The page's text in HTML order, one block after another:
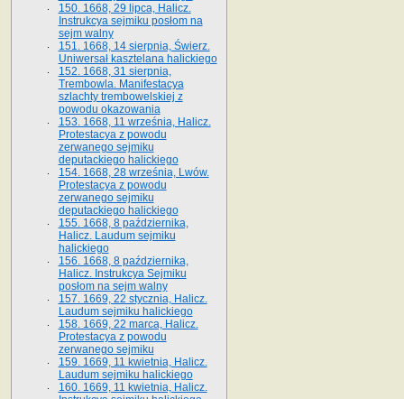
150. 1668, 29 lipca, Halicz.
Instrukcya sejmiku posłom na
sejm walny
151. 1668, 14 sierpnia, Świerz.
Uniwersał kasztelana halickiego
152. 1668, 31 sierpnia,
Trembowla. Manifestacya
szlachty trembowelskiej z
powodu okazowania
153. 1668, 11 września, Halicz.
Protestacya z powodu
zerwanego sejmiku
deputackiego halickiego
154. 1668, 28 września, Lwów.
Protestacya z powodu
zerwanego sejmiku
deputackiego halickiego
155. 1668, 8 października,
Halicz. Laudum sejmiku
halickiego
156. 1668, 8 października,
Halicz. Instrukcya Sejmiku
posłom na sejm walny
157. 1669, 22 stycznia, Halicz.
Laudum sejmiku halickiego
158. 1669, 22 marca, Halicz.
Protestacya z powodu
zerwanego sejmiku
159. 1669, 11 kwietnia, Halicz.
Laudum sejmiku halickiego
160. 1669, 11 kwietnia, Halicz.